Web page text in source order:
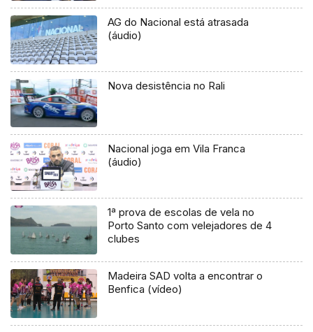
AG do Nacional está atrasada
(áudio)
Nova desistência no Rali
Nacional joga em Vila Franca
(áudio)
1ª prova de escolas de vela no
Porto Santo com velejadores de 4
clubes
Madeira SAD volta a encontrar o
Benfica (vídeo)